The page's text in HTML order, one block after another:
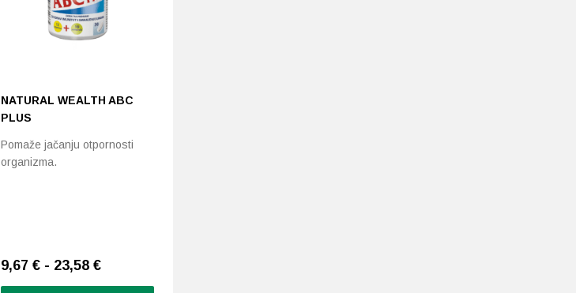
NATURAL WEALTH ABC
PLUS
Pomaže jačanju otpornosti
organizma.
9,67 € - 23,58 €